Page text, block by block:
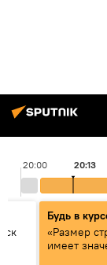
20:00 20:13
Будь в
«Размер
имеет
эксперта